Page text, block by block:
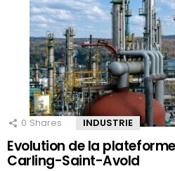
0 Shares INDUSTRIE
Evolution de la
Carling-Saint-Avold